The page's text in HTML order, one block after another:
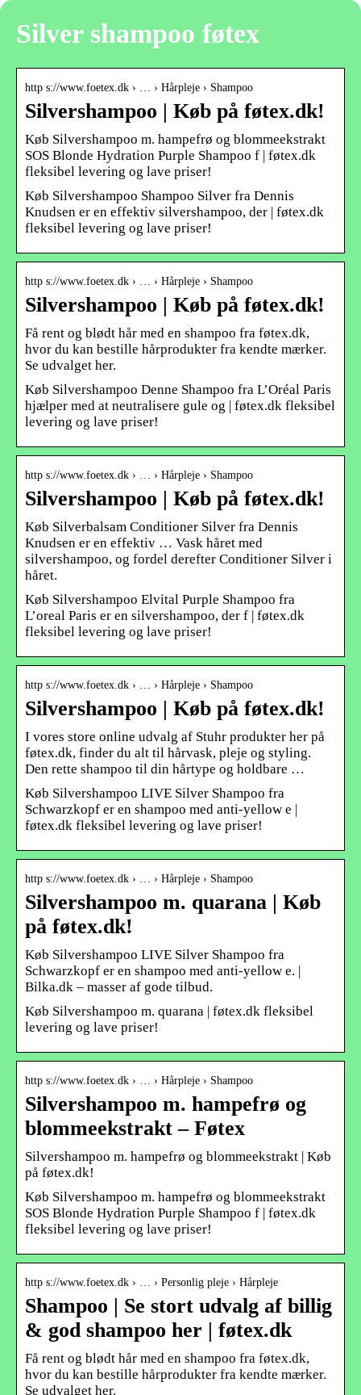
Silver shampoo føtex
http s://www.foetex.dk › … › Hårpleje › Shampoo
Silvershampoo | Køb på føtex.dk!
Køb Silvershampoo m. hampefrø og blommeekstrakt
SOS Blonde Hydration Purple Shampoo f | føtex.dk
fleksibel levering og lave priser!
Køb Silvershampoo Shampoo Silver fra Dennis
Knudsen er en effektiv silvershampoo, der | føtex.dk
fleksibel levering og lave priser!
http s://www.foetex.dk › … › Hårpleje › Shampoo
Silvershampoo | Køb på føtex.dk!
Få rent og blødt hår med en shampoo fra føtex.dk,
hvor du kan bestille hårprodukter fra kendte mærker.
Se udvalget her.
Køb Silvershampoo Denne Shampoo fra L’Oréal Paris
hjælper med at neutralisere gule og | føtex.dk fleksibel
levering og lave priser!
http s://www.foetex.dk › … › Hårpleje › Shampoo
Silvershampoo | Køb på føtex.dk!
Køb Silverbalsam Conditioner Silver fra Dennis
Knudsen er en effektiv … Vask håret med
silvershampoo, og fordel derefter Conditioner Silver i
håret.
Køb Silvershampoo Elvital Purple Shampoo fra
L’oreal Paris er en silvershampoo, der f | føtex.dk
fleksibel levering og lave priser!
http s://www.foetex.dk › … › Hårpleje › Shampoo
Silvershampoo | Køb på føtex.dk!
I vores store online udvalg af Stuhr produkter her på
føtex.dk, finder du alt til hårvask, pleje og styling.
Den rette shampoo til din hårtype og holdbare …
Køb Silvershampoo LIVE Silver Shampoo fra
Schwarzkopf er en shampoo med anti-yellow e |
føtex.dk fleksibel levering og lave priser!
http s://www.foetex.dk › … › Hårpleje › Shampoo
Silvershampoo m. quarana | Køb
på føtex.dk!
Køb Silvershampoo LIVE Silver Shampoo fra
Schwarzkopf er en shampoo med anti-yellow e. |
Bilka.dk – masser af gode tilbud.
Køb Silvershampoo m. quarana | føtex.dk fleksibel
levering og lave priser!
http s://www.foetex.dk › … › Hårpleje › Shampoo
Silvershampoo m. hampefrø og
blommeekstrakt – Føtex
Silvershampoo m. hampefrø og blommeekstrakt | Køb
på føtex.dk!
Køb Silvershampoo m. hampefrø og blommeekstrakt
SOS Blonde Hydration Purple Shampoo f | føtex.dk
fleksibel levering og lave priser!
http s://www.foetex.dk › … › Personlig pleje › Hårpleje
Shampoo | Se stort udvalg af billig
& god shampoo her | føtex.dk
Få rent og blødt hår med en shampoo fra føtex.dk,
hvor du kan bestille hårprodukter fra kendte mærker.
Se udvalget her.